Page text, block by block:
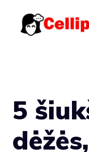
turinio
5